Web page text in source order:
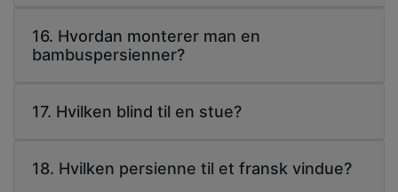
16. Hvordan monterer man en
bambuspersienner?
17. Hvilken blind til en stue?
18. Hvilken persienne til et fransk vindue?